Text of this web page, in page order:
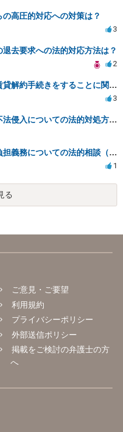
高圧的対応への対策は？
3
去要求への法的対応方法は？
2
連帯保証人が本人確定前に賃貸解約手続きをすることに関して
3
賃貸契約更新拒否と大家の不法侵入についての法的対処方法は？
借家退去後の建物解体費用負担義務についての法的相談（補足説明修正）
1
る
ご意見・ご要望
利用規約
プライバシーポリシー
外部送信ポリシー
掲載をご検討の弁護士の方
へ